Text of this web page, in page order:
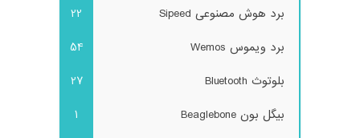
برد هوش مصنوعی Sipeed
22
برد ویموس Wemos
54
بلوتوث Bluetooth
27
بیگل بون Beaglebone
1